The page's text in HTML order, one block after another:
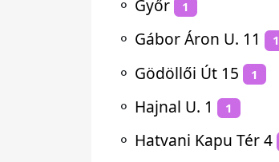
⚬ Győr 1
⚬ Gábor Áron U. 11 1
⚬ Gödöllői Út 15 1
⚬ Hajnal U. 1 1
⚬ Hatvani Kapu Tér 4